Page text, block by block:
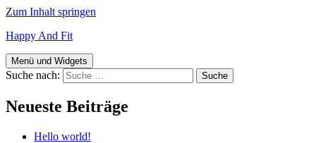
Zum Inhalt springen
Happy And Fit
Menü und Widgets
Suche nach:
Neueste Beiträge
Hello world!